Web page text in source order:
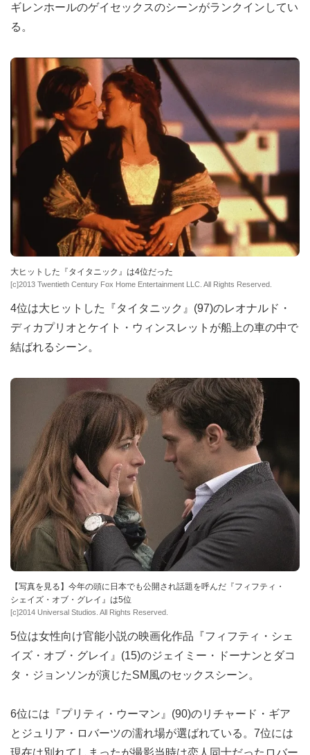
ギレンホールのゲイセックスのシーンがランクインしてい
る。
大ヒットした『タイタニック』は4位だった
[c]2013 Twentieth Century Fox Home Entertainment LLC. All Rights Reserved.
4位は大ヒットした『タイタニック』(97)のレオナルド・
ディカプリオとケイト・ウィンスレットが船上の車の中で
結ばれるシーン。
【写真を見る】今年の頭に日本でも公開され話題を呼んだ『フィフティ・
シェイズ・オブ・グレイ』は5位
[c]2014 Universal Studios. All Rights Reserved.
5位は女性向け官能小説の映画化作品『フィフティ・シェ
イズ・オブ・グレイ』(15)のジェイミー・ドーナンとダコ
タ・ジョンソンが演じたSM風のセックスシーン。
6位には『プリティ・ウーマン』(90)のリチャード・ギア
とジュリア・ロバーツの濡れ場が選ばれている。7位には
現在は別れてしまったが撮影当時は恋人同士だったロバー